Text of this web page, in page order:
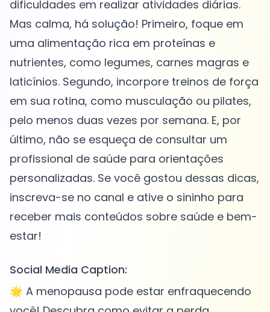
dificuldades em realizar atividades diárias.
Mas calma, há solução! Primeiro, foque em
uma alimentação rica em proteínas e
nutrientes, como legumes, carnes magras e
laticínios. Segundo, incorpore treinos de força
em sua rotina, como musculação ou pilates,
pelo menos duas vezes por semana. E, por
último, não se esqueça de consultar um
profissional de saúde para orientações
personalizadas. Se você gostou dessas dicas,
inscreva-se no canal e ative o sininho para
receber mais conteúdos sobre saúde e bem-
Social Media Caption:
🌟 A menopausa pode estar enfraquecendo